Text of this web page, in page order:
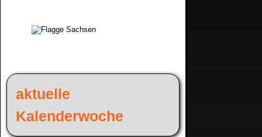
aktuelle
Kalenderwoche